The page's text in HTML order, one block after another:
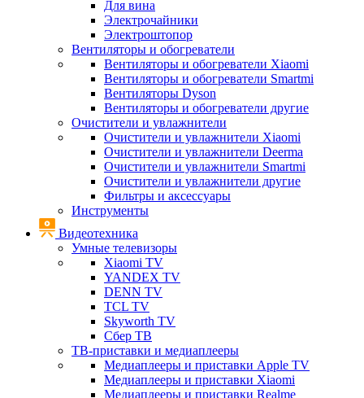
Для вина
Электрочайники
Электроштопор
Вентиляторы и обогреватели
Вентиляторы и обогреватели Xiaomi
Вентиляторы и обогреватели Smartmi
Вентиляторы Dyson
Вентиляторы и обогреватели другие
Очистители и увлажнители
Очистители и увлажнители Xiaomi
Очистители и увлажнители Deerma
Очистители и увлажнители Smartmi
Очистители и увлажнители другие
Фильтры и аксессуары
Инструменты
Видеотехника
Умные телевизоры
Xiaomi TV
YANDEX TV
DENN TV
TCL TV
Skyworth TV
Сбер ТВ
ТВ-приставки и медиаплееры
Медиаплееры и приставки Apple TV
Медиаплееры и приставки Xiaomi
Медиаплееры и приставки Realme